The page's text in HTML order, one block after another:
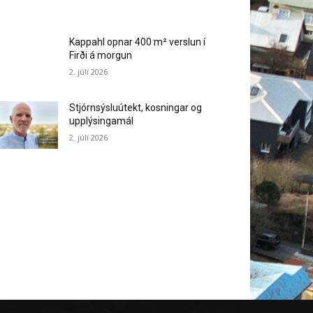
Kappahl opnar 400 m² verslun í
Firði á morgun
2. júlí 2026
Stjórnsýsluútekt, kosningar og
upplýsingamál
2. júlí 2026